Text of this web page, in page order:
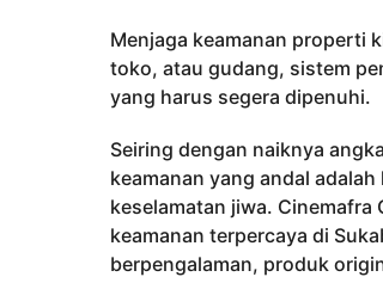
o
5
a
h
u
n
a
g
d
a
Menjaga keamanan properti
toko, atau gudang, sistem
yang harus segera dipenuhi.
Seiring dengan naiknya
keamanan yang andal
keselamatan jiwa. Cinemafra
keamanan terpercaya di
berpengalaman, produk